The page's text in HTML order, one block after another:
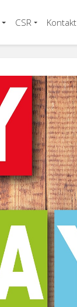
CSR Kontakt